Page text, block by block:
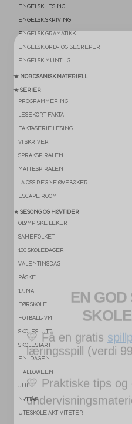
ENGELSK LESING
ENGELSK SKRIVING
ENGELSK GRAMATIKK
ENGELSK ORD- OG BEGREPER
ENGELSK MUNTLIG
★ NORDSAMISK MATERIELL
★ SERIER
PROGRAMMERING
LESEKORT FAKTA
FAKTASERIE LESING
VI SKRIVER
SPRÅKSPIRALEN
MATTESPIRALEN
LA OSS REGNE ØVEBØKER
ESCAPE ROOM
★ SESONG OG HØYTIDER
OLYMPISKE LEKER
SAMEFOLKET
100 SKOLEDAGER
VALENTINSDAG
PÅSKE
17. MAI
FØRSKOLE
FOTBALL-VM
SKOLESLUTT
SKOLESTART
FN-DAGEN
HALLOWEEN
JUL
NYTTÅR
UTESKOLE AKTIVITETER
💛Få en gratis
læringsspill (verdi
💛Praktiske tips og